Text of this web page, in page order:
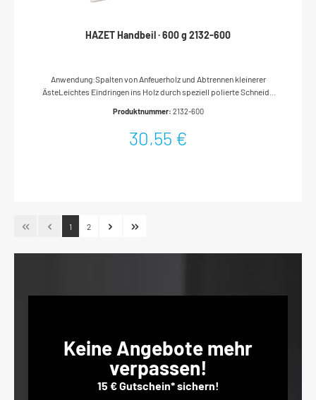
HAZET Handbeil · 600 g 2132-600
Anwendung:Spalten von Anfeuerholz und Abtrennen kleinerer
ÄsteLeichtes Eindringen ins Holz durch speziell polierte Schneide
einsetzbar bei Garten- und ForstarbeitenLänge (Stiel): 360 mmAuch
Sicherheitsverkeilung (2132-600 mit zweifacher
Produktnummer: 2132-600
30,55 €
1 2
Keine Angebote mehr
verpassen!
15 € Gutschein* sichern!